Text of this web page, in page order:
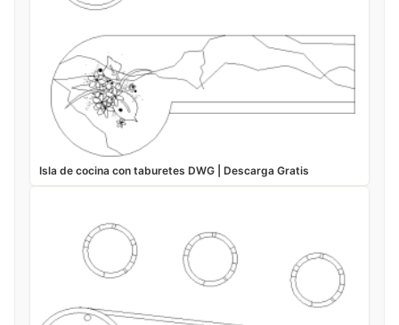
Isla de cocina con taburetes DWG | Descarga Gratis